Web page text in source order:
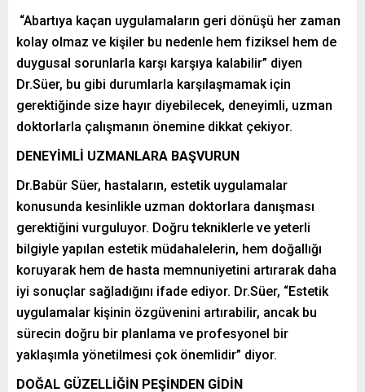
“Abartıya kaçan uygulamaların geri dönüşü her zaman
kolay olmaz ve kişiler bu nedenle hem fiziksel hem de
duygusal sorunlarla karşı karşıya kalabilir” diyen
Dr.Süer, bu gibi durumlarla karşılaşmamak için
gerektiğinde size hayır diyebilecek, deneyimli, uzman
doktorlarla çalışmanın önemine dikkat çekiyor.
DENEYİMLİ UZMANLARA BAŞVURUN
Dr.Babür Süer, hastaların, estetik uygulamalar
konusunda kesinlikle uzman doktorlara danışması
gerektiğini vurguluyor. Doğru tekniklerle ve yeterli
bilgiyle yapılan estetik müdahalelerin, hem doğallığı
koruyarak hem de hasta memnuniyetini artırarak daha
iyi sonuçlar sağladığını ifade ediyor. Dr.Süer, “Estetik
uygulamalar kişinin özgüvenini artırabilir, ancak bu
sürecin doğru bir planlama ve profesyonel bir
yaklaşımla yönetilmesi çok önemlidir” diyor.
DOĞAL GÜZELLİĞİN PEŞİNDEN GİDİN